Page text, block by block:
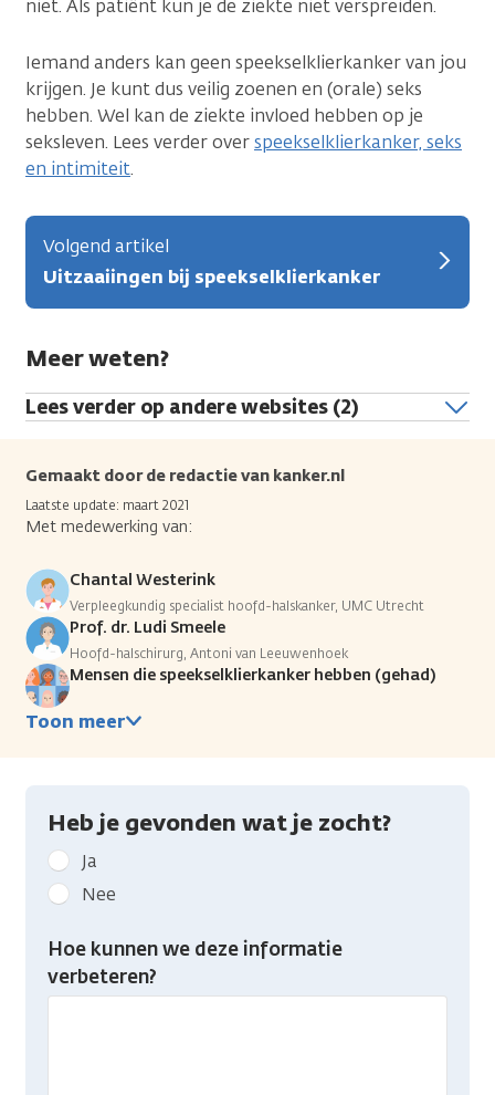
niet. Als patiënt kun je de ziekte niet verspreiden.
Iemand anders kan geen speekselklierkanker van jou
krijgen. Je kunt dus veilig zoenen en (orale) seks
hebben. Wel kan de ziekte invloed hebben op je
seksleven. Lees verder overspeekselklierkanker, seks
en intimiteit.
Volgend artikel
Uitzaaiingen bij speekselklierkanker
Meer weten?
Lees verder op andere websites (2)
Gemaakt door de redactie van kanker.nl
Laatste update: maart 2021
Met medewerking van:
Chantal Westerink
Verpleegkundig specialist hoofd-halskanker, UMC Utrecht
Prof. dr. Ludi Smeele
Hoofd-halschirurg, Antoni van Leeuwenhoek
Mensen die speekselklierkanker hebben (gehad)
Toon meer
Heb je gevonden wat je zocht?
Geef
kanker.nl
feedback:
Heb
gevonden
Ja
Nee
Hoe kunnen we deze informatie
verbeteren?